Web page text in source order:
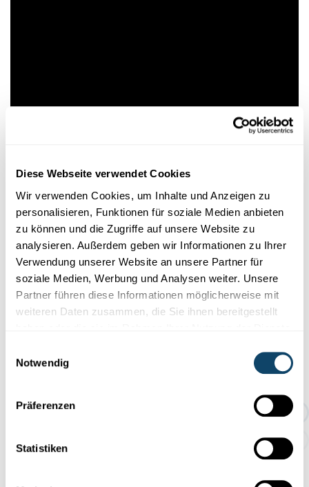
Diese Webseite verwendet Cookies
Wir verwenden Cookies, um Inhalte und Anzeigen zu
personalisieren, Funktionen für soziale Medien anbieten
zu können und die Zugriffe auf unsere Website zu
analysieren. Außerdem geben wir Informationen zu Ihrer
Verwendung unserer Website an unsere Partner für
soziale Medien, Werbung und Analysen weiter. Unsere
Partner führen diese Informationen möglicherweise mit
weiteren Daten zusammen, die Sie ihnen bereitgestellt
Notwendig
Präferenzen
Statistiken
Ein paar Eindrücke aus der Folge 5